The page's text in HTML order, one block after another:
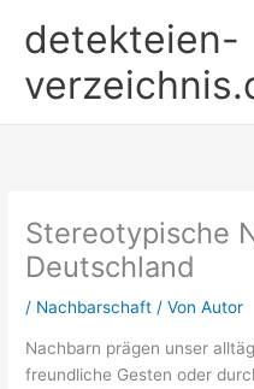
Inhaltdetekteien-
Stereotypische
Deutschland
/ Nachbarschaft / VonAutor
Nachbarn prägen unser
freundliche Gesten oder